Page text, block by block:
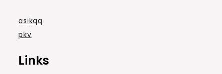
asikqq
pkv
Links